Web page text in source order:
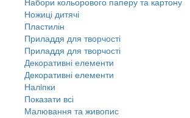
Ножиці дитячі
Пластилін
Приладдя для творчості
Приладдя для творчості
Декоративні елементи
Декоративні елементи
Налiпки
Показати всі
Малювання та живопис